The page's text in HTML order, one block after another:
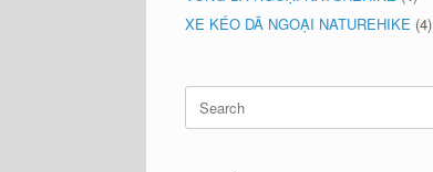
XE KÉO DÃ NGOẠI NATUREHIKE (4)
Search
for: